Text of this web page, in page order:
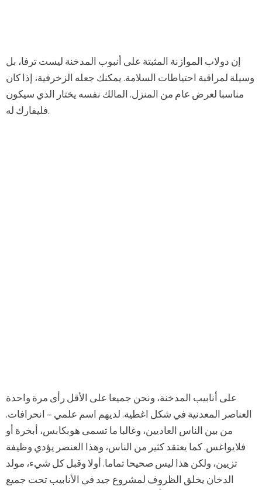
إن دولاب الموازنة المثبتة على أنبوب المدخنة ليست ترفا، بل
وسيلة لمراقبة احتياطات السلامة. يمكنك جعله الزخرفية، إذا كان
مناسبا لعرض عام من المنزل. المالك نفسه يختار الذي سيكون
فليفارك له.
على أنابيب المدخنة، ونحن جميعا على الأقل رأى مرة واحدة
العناصر المعدنية في شكل اغطية. لديهم اسم علمي – انحرافات.
من بين الناس العاديين، وغالبا ما تسمى هوبكابس، أبخرة أو
فلايواغس. كما يعتقد كثير من الناس، وهذا العنصر يؤدي وظيفة
تزيين، ولكن هذا ليس صحيحا تماما. أولا وقبل كل شيء، مولد
الدخان يخلق الظروف لمشروع جيد في الأنابيب تحت جميع